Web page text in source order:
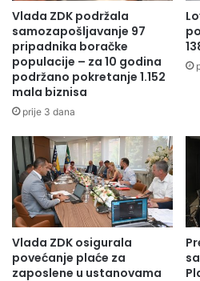
Vlada ZDK podržala
samozapošljavanje 97
pripadnika boračke
populacije – za 10 godina
podržano pokretanje 1.152
mala biznisa
prije 3 dana
Vlada ZDK osigurala
povećanje plaće za
zaposlene u ustanovama